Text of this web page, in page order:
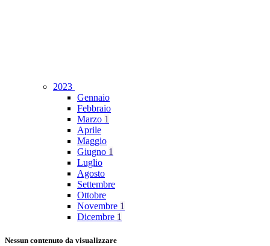
2023
Gennaio
Febbraio
Marzo 1
Aprile
Maggio
Giugno 1
Luglio
Agosto
Settembre
Ottobre
Novembre 1
Dicembre 1
Nessun contenuto da visualizzare